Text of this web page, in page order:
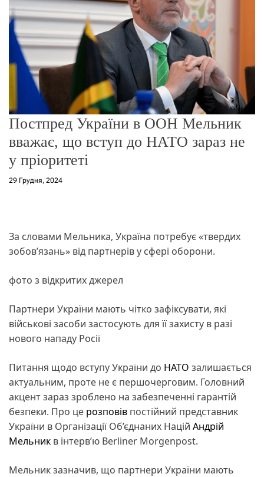
о
р
е
ж
и
м
у
Постпред України в ООН Мельник
вважає, що вступ до НАТО зараз не
у пріоритеті
29 Грудня, 2024
За словами Мельника, Україна потребує «твердих
зобов’язань» від партнерів у сфері оборони.
фото з відкритих джерел
Партнери України мають чітко зафіксувати, які
військові засоби застосують для її захисту в разі
нового нападу Росії
Питання щодо вступу України до НАТО залишається
актуальним, проте не є першочерговим. Головний
акцент зараз зроблено на забезпеченні гарантій
безпеки. Про це розповів постійний представник
України в Організації Об’єднаних Націй Андрій
Мельник в інтерв’ю Berliner Morgenpost.
Мельник зазначив, що партнери України мають